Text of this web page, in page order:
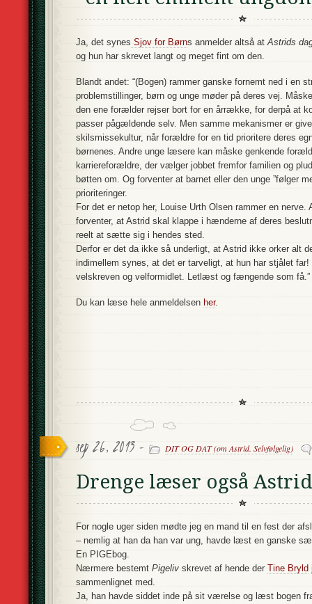
Ja, det synes Sjov for Børns anmelder altså atAstrids
og hun har skrevet langt og meget fint om den.
Blandt andet: “(Bogen) rammer ganske fornemt ned i en
problemstillinger, børn og unge møder på deres vej.
den ene forælder rejser bort for en årrække, for derpå at
passer pågældende selv. Men samme mekanismer er
skilsmissekultur, når forældre for en tid prioritere deres
børnenes. Andre unge læsere kan måske genkende
karriereforældre, der vælger jobbet fremfor familien og
bøtten om. Og forventer at barnet eller den unge ”følger
prioriteringer.
For det er netop her, Louise Urth Olsen rammer en
forventer, at Astrid skal klappe i hænderne af deres
reelt at sætte sig i hendes sted.
Derfor er det da ikke så underligt, at Astrid ikke orker alt
indimellem synes, at det er tarveligt, at hun har stjålet
velskreven og velformidlet. Letlæst og fængende som få.”
Du kan læse hele anmeldelsen her.
sep 26, 2013 - DIT OG DAT (om Astrid. Selvfølgelig)
Drenge læser også Astrid
For nogle uger siden mødte jeg en mand til en fest der
– nemlig at han da han var ung, havde læst en ganske
En PIGEbog.
Nærmere bestemt Pigeliv skrevet af hende der Tine Bryld
sammenlignet med.
Ja, han havde siddet inde på sit værelse og læst bogen